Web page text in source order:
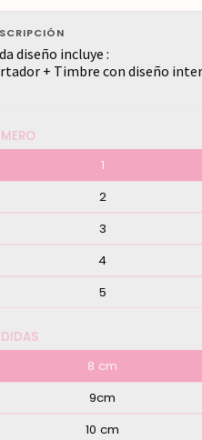
diseño incluye :
+ Timbre con diseño
1
2
3
4
5
8 cm
9cm
10 cm